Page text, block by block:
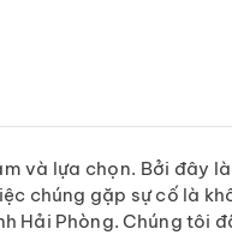
và lựa chọn. Bởi đây
chúng gặp sự cố là
Hải Phòng. Chúng tôi